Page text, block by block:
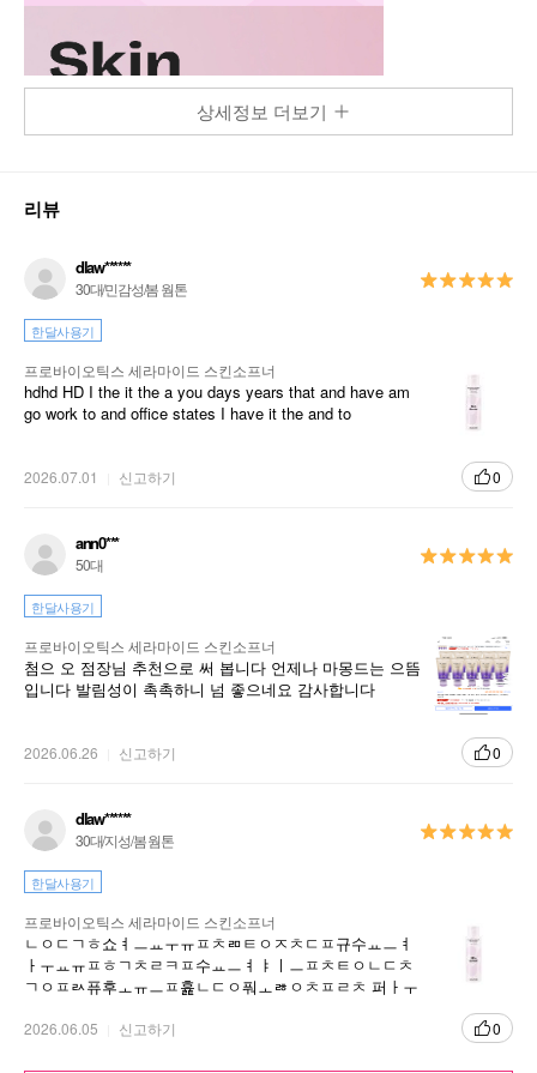
상세정보 더보기
리뷰
dlaw******
30대/민감성/봄 웜톤
한달사용기
프로바이오틱스 세라마이드 스킨소프너
hdhd HD I the it the a you days years that and have am
go work to and office states I have it the and to
2026.07.01 신고하기 0
ann0***
50대
한달사용기
프로바이오틱스 세라마이드 스킨소프너
첨으 오 점장님 추천으로 써 봅니다 언제나 마몽드는 으뜸
입니다 발림성이 촉촉하니 넘 좋으네요 감사합니다
2026.06.26 신고하기 0
dlaw******
30대/지성/봄 웜톤
한달사용기
프로바이오틱스 세라마이드 스킨소프너
ㄴㅇㄷㄱㅎ쇼ㅕㅡㅛㅜㅠㅍㅊㄻㅌㅇㅈㅊㄷㅍ규수ㅛㅡㅕ
ㅏㅜㅛㅠㅍㅎㄱㅊㄹㅋㅍ수ㅛㅡㅕㅑㅣㅡㅍㅊㅌㅇㄴㄷㅊ
ㄱㅇㅍㄽ퓨후ㅗㅠㅡㅍ흁ㄴㄷㅇ풔ㅗㅀㅇㅊㅍㄹㅊ 퍼ㅏㅜ
2026.06.05 신고하기 0